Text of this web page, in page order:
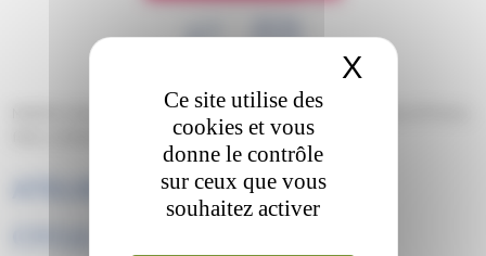
Éducation Thérapeutique du Patient/Les programmes ETP de la
Atelier4-CARTES-CYCLE_MENSTRUEL
ATELIER4-CARTES-
Ce site utilise des
cookies et vous
donne le contrôle
sur ceux que vous
souhaitez activer
X